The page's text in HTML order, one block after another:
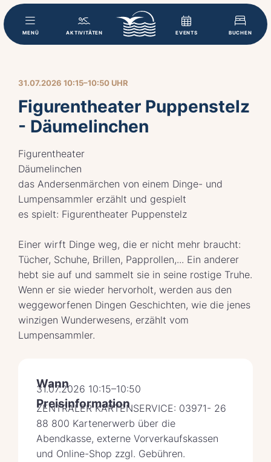
MENÜ AKTIVITÄTEN EVENTS BUCHEN
31.07.2026 10:15–10:50 UHR
Figurentheater Puppenstelz
- Däumelinchen
Figurentheater
Däumelinchen
das Andersenmärchen von einem Dinge- und
Lumpensammler erzählt und gespielt
es spielt: Figurentheater Puppenstelz
Einer wirft Dinge weg, die er nicht mehr braucht:
Tücher, Schuhe, Brillen, Papprollen,... Ein anderer
hebt sie auf und sammelt sie in seine rostige Truhe.
Wenn er sie wieder hervorholt, werden aus den
weggeworfenen Dingen Geschichten, wie die jenes
winzigen Wunderwesens, erzählt vom
Lumpensammler.
Wann
31.07.2026 10:15–10:50
Preisinformation
ZENTRALER KARTENSERVICE: 03971- 26
88 800 Kartenerwerb über die
Abendkasse, externe Vorverkaufskassen
und Online-Shop zzgl. Gebühren.